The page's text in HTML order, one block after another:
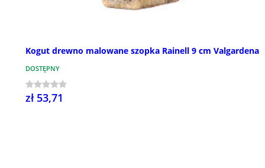
Kogut drewno malowane szopka Rainell 9 cm Valgardena
DOSTĘPNY
zł 53,71